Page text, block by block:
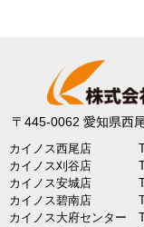
〒445-0062 愛知県西
カイノス西尾店
カイノス刈谷店
カイノス安城店
カイノス碧南店
カイノス大府センター